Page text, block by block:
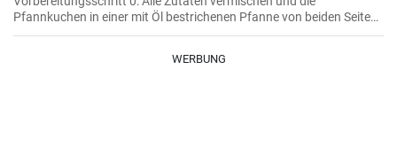
Pfannkuchen in einer mit Öl bestrichenen Pfanne von beiden Seiten
braten.
WERBUNG